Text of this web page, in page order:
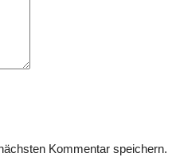
Kommentar speichern.